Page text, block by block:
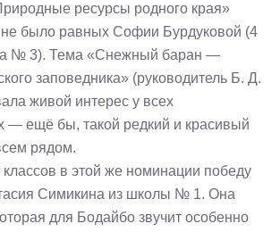
ресурсы родного края»
было равных Софии Бурдуковой (4
№ 3). Тема «Снежный баран —
заповедника» (руководитель Б. Д.
живой интерес у всех
— ещё бы, такой редкий и красивый
рядом.
в этой же номинации победу
Симикина из школы № 1. Она
для Бодайбо звучит особенно